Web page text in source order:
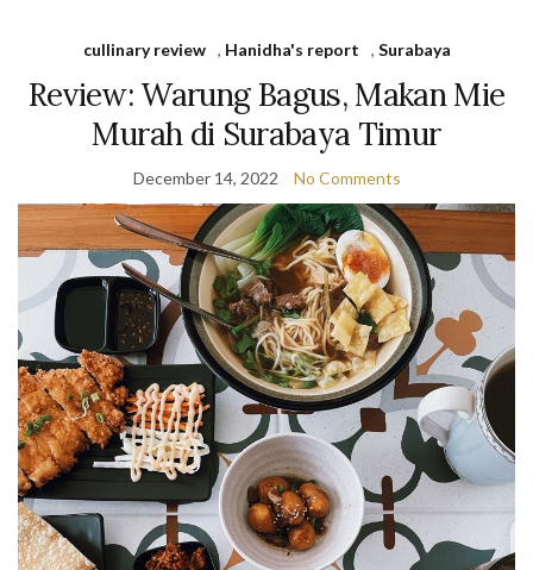
cullinary review , Hanidha's report , Surabaya
Review: Warung Bagus, Makan Mie
Murah di Surabaya Timur
December 14, 2022 No Comments